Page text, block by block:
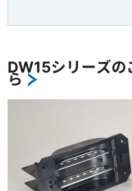
DW15シリーズの
ら